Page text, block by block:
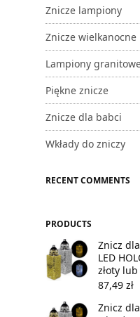
Znicze lampiony
Znicze wielkanocne
Lampiony
Piękne znicze
Znicze dla babci
Wkłady do zniczy
RECENT COMMENTS
PRODUCTS
Znicz
LED
złoty
87,49 zł
Znicz